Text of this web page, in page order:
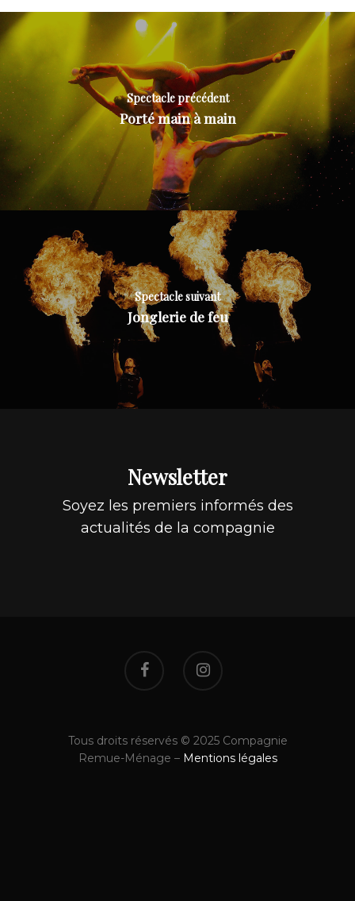
Spectacle précédent
Porté main à main
Spectacle suivant
Jonglerie de feu
Newsletter
Soyez les premiers informés des
actualités de la compagnie
Tous droits réservés © 2025 Compagnie
Remue-Ménage – Mentions légales